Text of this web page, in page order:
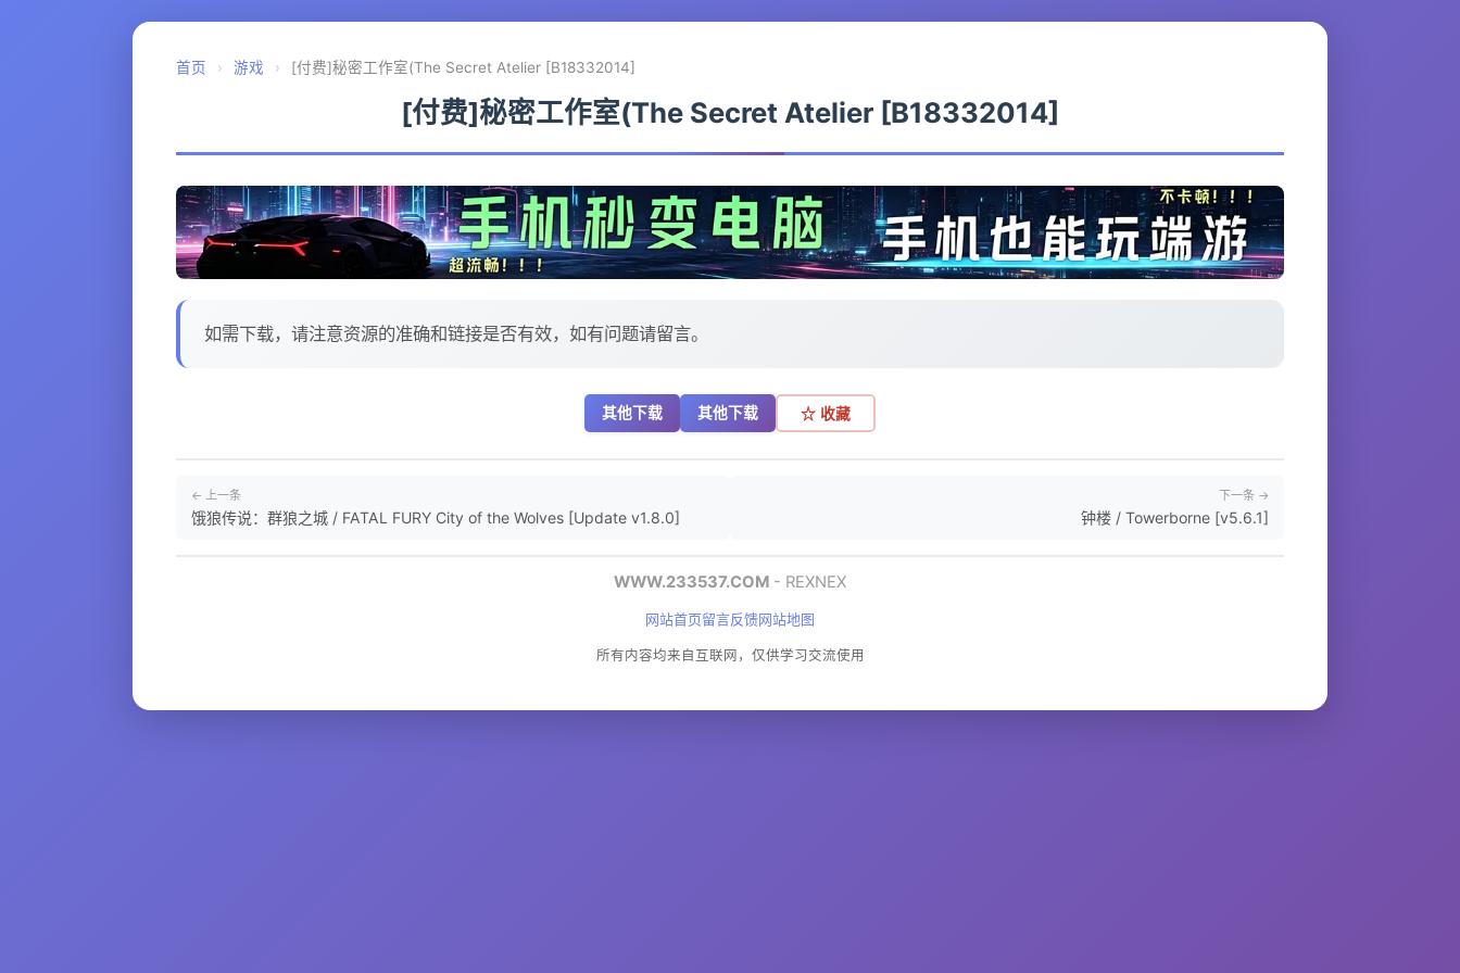
首页 › 游戏 › [付费]秘密工作室(The Secret Atelier [B18332014]
[付费]秘密工作室(The Secret Atelier [B18332014]
如需下载，请注意资源的准确和链接是否有效，如有问题请留言。
其他下载 其他下载 ☆ 收藏
← 上一条
饿狼传说：群狼之城 / FATAL FURY City of the Wolves [Update v1.8.0]
下一条 →
钟楼 / Towerborne [v5.6.1]
WWW.233537.COM - REXNEX
网站首页留言反馈网站地图
所有内容均来自互联网，仅供学习交流使用